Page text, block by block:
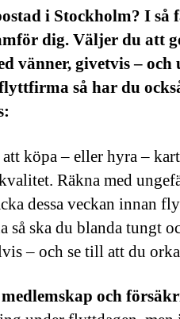
i Stockholm? I så
dig. Väljer du att
vänner, givetvis –
så har du
köpa – eller hyra –
Räkna med
dessa veckan innan
så ska du blanda tungt
– och se till att du
och